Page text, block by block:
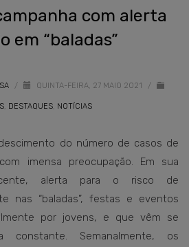
com alerta
em “baladas”
/ QUINTA-FEIRA, 27 MAIO 2021 /
, DESTAQUES, NOTÍCIAS
do número de casos de
imensa preocupação. Em sua
alerta para o risco de
nas “baladas”, festas e eventos
por jovens, e que vêm se
constante. Semanalmente, os